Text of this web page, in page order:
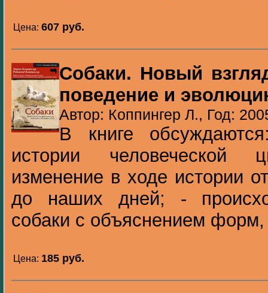
Цена: 607 pуб.
Собаки. Новый
поведение и
Автор: Коппингер Л., Год:
В книге
истории человеческой
изменение в ходе истории
до наших дней; -
собаки с объяснением
Цена: 185 pуб.